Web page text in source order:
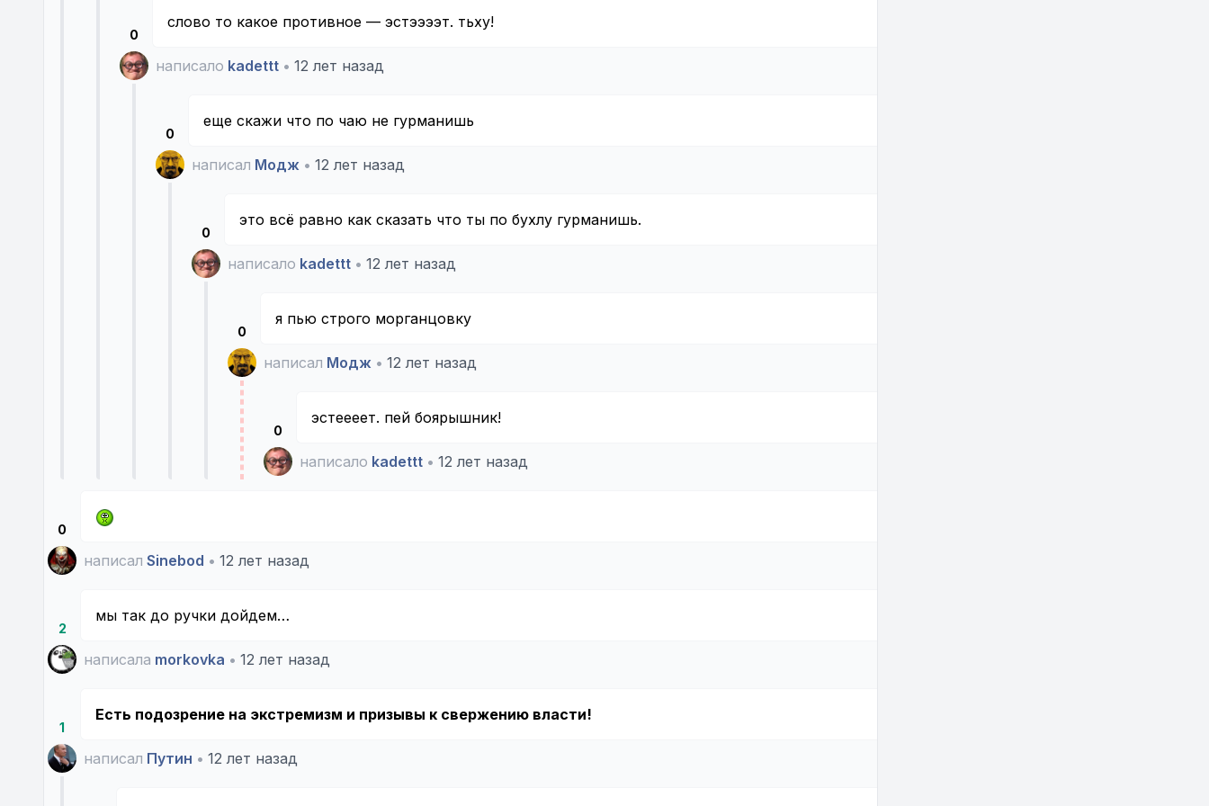
0
слово то какое противное — эстээээт. тьху!
написало kadettt • 12 лет назад
0
еще скажи что по чаю не гурманишь
написал Модж • 12 лет назад
0
это всё равно как сказать что ты по бухлу гурманишь.
написало kadettt • 12 лет назад
0
я пью строго морганцовку
написал Модж • 12 лет назад
0
эстеееет. пей боярышник!
написало kadettt • 12 лет назад
0
написал Sinebod • 12 лет назад
2
мы так до ручки дойдем…
написала morkovka • 12 лет назад
1
Есть подозрение на экстремизм и призывы к свержению власти!
написал Путин • 12 лет назад